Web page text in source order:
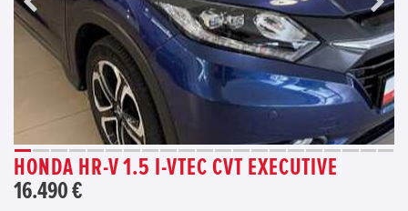
HONDA HR-V 1.5 I-VTEC CVT EXECUTIVE
16.490 €